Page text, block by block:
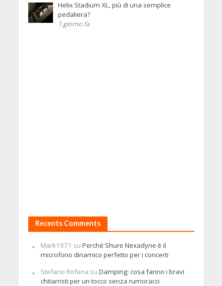
Helix Stadium XL, più di una semplice
pedaliera?
1 giorno fa
Recents Comments
Mark1971 su Perché Shure Nexadyne è il
microfono dinamico perfetto per i concerti
Stefano Rofena su Damping: cosa fanno i bravi
chitarristi per un tocco senza rumoracci